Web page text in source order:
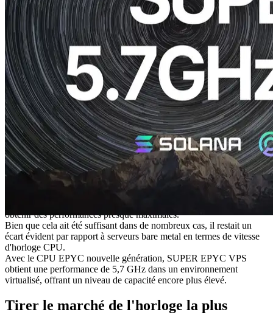
Aperçu et positionnement du produit
SUPER EPYC VPS Le CPU du centre de données le plus rapide
du monde pour fournir une gamme d'horloges 5,7 GHz qui est
rarement vu sur le marché pour VPS.
Sur Solana, des performances élevées sont requises dans tous les
aspects du traitement, et des vitesses d'horloge plus élevées
accumulent des avantages clairs. De nombreux utilisateurs cherchent
simplement la vitesse, et nous répondons directement à cette
demande.
Maximiser la vitesse avec l'horloge et la
proximité
Notre précédente classe 4 GHz VPS des cas ont été déployés dans
le même réseau que les endpoints dédiés à Solana, en évitant les
obtenir des performances presque maximales.
Bien que cela ait été suffisant dans de nombreux cas, il restait un
écart évident par rapport à serveurs bare metal en termes de vitesse
d'horloge CPU.
Avec le CPU EPYC nouvelle génération, SUPER EPYC VPS
obtient une performance de 5,7 GHz dans un environnement
virtualisé, offrant un niveau de capacité encore plus élevé.
Tirer le marché de l'horloge la plus